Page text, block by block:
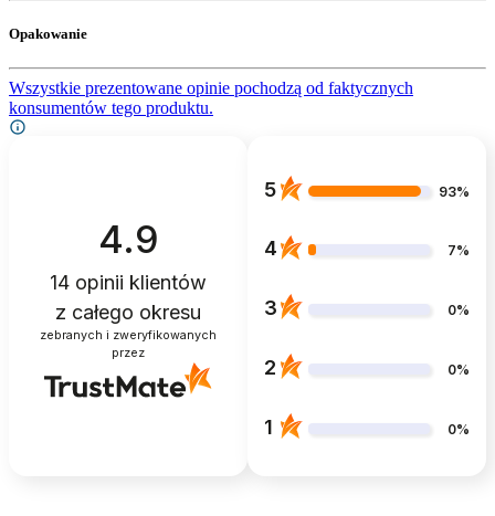
Opakowanie
Wszystkie prezentowane opinie pochodzą od faktycznych
konsumentów tego produktu.
4.9
14 opinii klientów
z całego okresu
zebranych i zweryfikowanych
przez
5 93%
4 7%
3 0%
2 0%
1 0%